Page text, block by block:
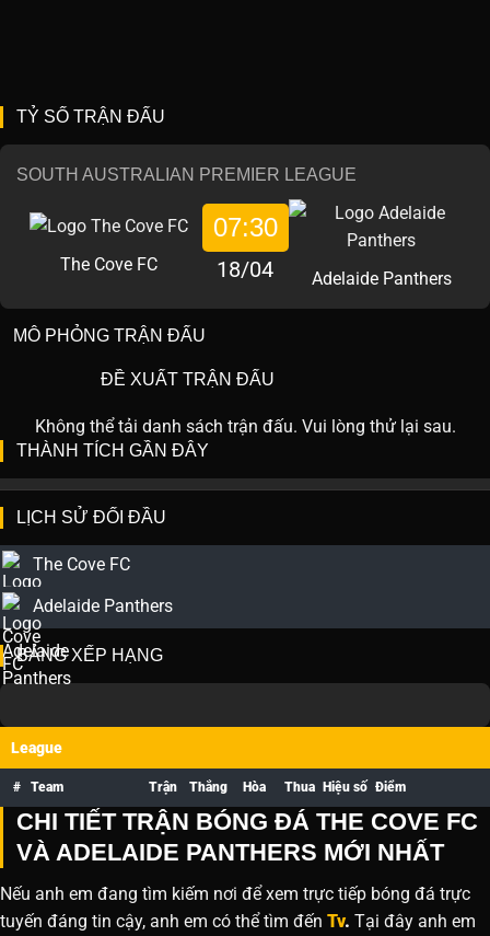
TỶ SỐ TRẬN ĐẤU
SOUTH AUSTRALIAN PREMIER LEAGUE
The Cove FC
07:30
18/04 Adelaide Panthers
MÔ PHỎNG TRẬN ĐẤU
ĐỀ XUẤT TRẬN ĐẤU
Không thể tải danh sách trận đấu. Vui lòng thử lại sau.
THÀNH TÍCH GẦN ĐÂY
LỊCH SỬ ĐỐI ĐẦU
The Cove FC
Adelaide Panthers
BẢNG XẾP HẠNG
League
# Team Trận Thắng Hòa Thua Hiệu số Điểm
CHI TIẾT TRẬN BÓNG ĐÁ THE COVE FC
VÀ ADELAIDE PANTHERS MỚI NHẤT
Nếu anh em đang tìm kiếm nơi để xem trực tiếp bóng đá trực
tuyến đáng tin cậy, anh em có thể tìm đến Tv. Tại đây anh em